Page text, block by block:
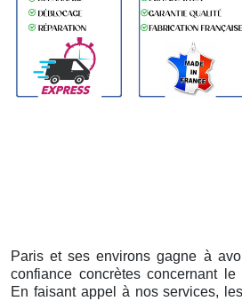
Paris et ses environs gagne à
confiance concrètes concernant le
En faisant appel à nos services,